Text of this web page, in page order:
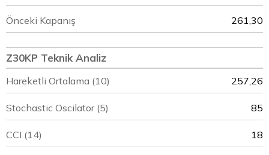
Önceki Kapanış 261,30
Z30KP Teknik Analiz
Hareketli Ortalama (10) 257,26
Stochastic Oscilator (5) 85
CCI (14) 18